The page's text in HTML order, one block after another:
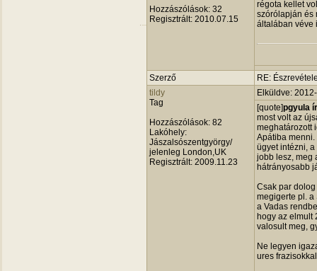
Hozzászólások: 32
Regisztrált: 2010.07.15
régota kellet
szórólapján és
általában véve
Szerző
RE:
tildy
Tag
Hozzászólások: 82
Lakóhely:
Jászalsószentgyörgy/
jelenleg London,UK
Regisztrált: 2009.11.23
Elküldve:
[quote]pgyula
most volt az
meghatározott
Apátiba
ügyet intézni,
jobb lesz, meg
hátrányosabb
Csak par
megigerte pl. a
a Vadas
hogy az elmult
valosult meg,
Ne legyen
ures